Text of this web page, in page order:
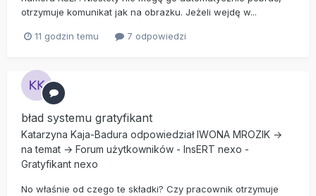
otrzymuje komunikat jak na obrazku. Jeżeli wejdę w...
11 godzin temu 7 odpowiedzi
bład systemu gratyfikant
Katarzyna Kaja-Badura odpowiedziałIWONA MROZIK →
na temat → Forum użytkowników - InsERT nexo -
Gratyfikant nexo
No właśnie od czego te składki? Czy pracownik otrzymuje